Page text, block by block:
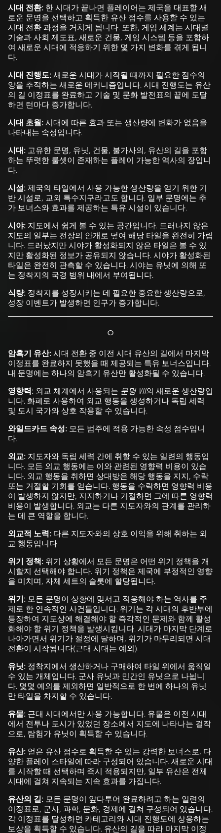
시대 전환: 한 시대가 끝나면 플레이어는 제국을 대표할 새
로운 문명을 선택하고 획득한 유산 점수를 사용할 수 있는
시대 전환 과정을 거치게 됩니다. 또한, 게임 세계는 시대별
기술과 사회 제도표, 새로운 건물, 게임 시스템 등을 포함하
여 새로운 시대에 적응하기 위한 몇 가지 변화를 겪게 됩니
다.
시대 진행도:새로운 시대가 시작될 때까지 필요한 점수의
양을 추적하는 새로운 메커니즘입니다. 시대 진행도는 유산
의 길 이정표를 완료하고 기술 및 문화 발전표의 끝에 도달
하면 턴마다 증가합니다.
시대 초월:시대에 따른 효과 또는 생산량에 변화가 없음을
나타내는 속성입니다.
시대: 고유한 문명, 유닛, 건물, 불가사의, 유산의 길을 포함
하는 뚜렷한 룰셋이 존재하는 플레이 가능한 역사의 장입니
다.
시설:제국의 타일에서 사용 가능한 생산량을 얻기 위한 기
반 시설로, 교외 특수지구라고도 합니다. 일부 문명에는 추
가 보너스와 효과를 제공하는 특유 시설이 있습니다.
시야: 지도에서 쉽게 볼 수 있는 공간입니다. 드러나지 않은
지도의 일부는 전장의 안개로 덮여 해당 타일을 완전히 가립
니다. 드러났지만 시야가 활성화되지 않은 타일은 볼 수 있
지만 활성화된 정보가 공유되지 않습니다. 시야가 활성화된
타일은 완전히 관측할 수 있습니다. 시야는 유닛에 의해 또
는 정착지의 국경 범위 내에서 부여됩니다.
식량: 정착지를 성장시키는 데 필요한 중요한 생산량으로,
성장 이벤트가 발생하면 인구가 증가합니다.
ㅇ
암흑기 유산:시대 전환 중 이전 시대 유산의 길에서 마지막
이정표를 완료하지 못했을 때 제공되는 특유 보너스입니다.
내 문명에는 하나의 암흑기 유산만 활성화될 수 있습니다.
영향력: 외교 체계에서 사용되는 문명 VII의 새로운 생산량입
니다. 화폐로 사용하여 외교 행동을 생성하거나 독립 세력
및 도시 국가와 상호 작용할 수 있습니다.
와일드카드 속성: 모든 범주에 적용 가능한 속성 점수입니
다.
외교: 지도자와 독립 세력 간에 취할 수 있는 일련의 행동입
니다. 모든 외교 행동에는 이와 관련된 영향력 비용이 있습
니다. 외교 행동을 취하면 상대방은 해당 행동을 지지, 수락
또는 거절할 기회를 얻습니다. 행동을 수락하면 영향력 비용
이 발생하지 않지만, 지지하거나 거절하면 그에 따른 영향력
비용이 발생합니다. 외교는 다른 지도자와의 관계를 관리하
는 데 큰 역할을 합니다.
외교적 노력: 다른 지도자와의 상호 이익을 위해 취하는 외
교 행동입니다.
위기 정책: 위기 상황에서 모든 문명은 어떤 위기 정책을 개
시할지 선택해야 합니다. 위기 정책은 제국에 부정적인 영향
을 미치며, 자체 세트의 슬롯에 할당됩니다.
위기: 모든 문명이 상황에 맞서고 적응해야 하는 역사를 주
제로 한 연속적인 사건들입니다. 위기는 각 시대의 후반부에
등장하여 지도상에 해결해야 할 즉각적인 문제와 함께 활성
화해야 할 위기 정책을 발생시킵니다. 시대가 마지막 단계로
나아가면서 위기가 절정에 달하며, 위기가 마무리되면 시대
전환이 시작됩니다(근대 시대는 예외).
유닛: 정착지에서 생산하거나 구매하여 타일 위에서 움직일
수 있는 개체입니다. 군사 유닛과 민간인 유닛으로 나뉩니
다. 몇몇 예외를 제외하면 일반적으로 한 번에 하나의 유닛
만 타일을 차지할 수 있습니다.
유물: 근대 시대에서만 사용 가능합니다. 유물은 이전 시대
에서 전투나 도시가 있었던 장소에서 지도에 나타나는 걸작
으로, 탐험가 유닛이 획득할 수 있습니다.
유산: 얻은 유산 점수로 획득할 수 있는 강력한 보너스로, 다
양한 플레이 스타일에 따라 구성되어 있습니다. 새로운 시대
를 시작할 때 선택하며 즉시 적용되지만, 일부 유산은 전체
시대에 걸쳐 지속되는 지속 효과를 가집니다.
유산의 길: 모든 문명이 앞다투어 완료하려고 하는 일련의
이정표로, 군사, 과학, 문화, 경제에 걸쳐 구성되어 있습니다.
각 이정표를 달성하면 카테고리와 시대 진행도에 상응하는
보상을 획득할 수 있습니다. 유산의 길을 따라 마지막 이정